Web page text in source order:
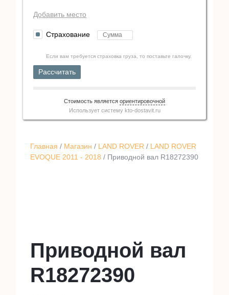
Главная / Магазин / LAND ROVER / LAND ROVER
EVOQUE 2011 - 2018 / Приводной вал R18272390
Приводной вал
R18272390
Добавить место
Страхование
Если вам требуется страховка груза, то поставьте галочку.
Рассчитать
Стоимость является ориентировочной
Использует систему kto-dostavit.ru